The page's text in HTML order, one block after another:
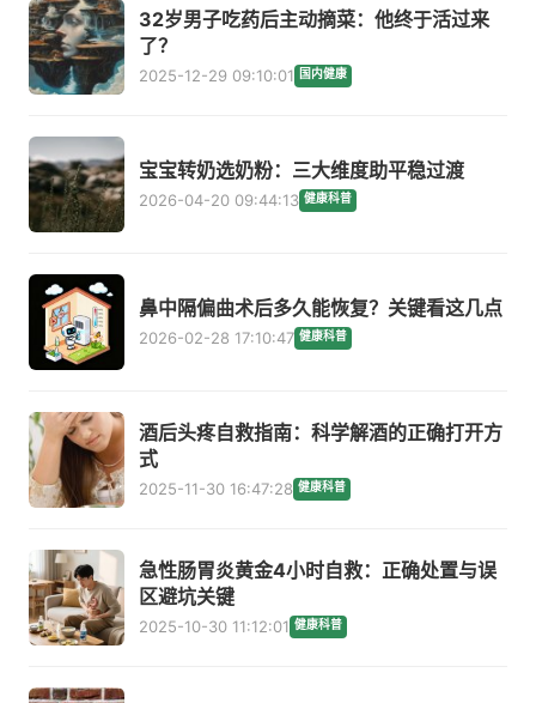
32岁男子吃药后主动摘菜：他终于活过来
了？
2025-12-29 09:10:01 国内健康
宝宝转奶选奶粉：三大维度助平稳过渡
2026-04-20 09:44:13 健康科普
鼻中隔偏曲术后多久能恢复？关键看这几点
2026-02-28 17:10:47 健康科普
酒后头疼自救指南：科学解酒的正确打开方
式
2025-11-30 16:47:28 健康科普
急性肠胃炎黄金4小时自救：正确处置与误
区避坑关键
2025-10-30 11:12:01 健康科普